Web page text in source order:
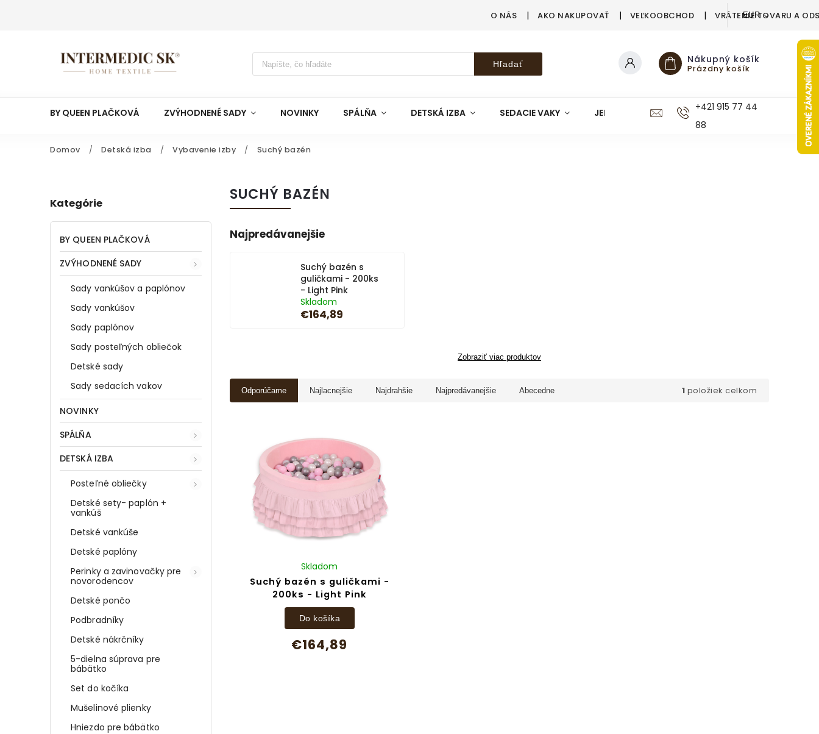
O NÁS AKO NAKUPOVAŤ VEĽKOOBCHOD VRÁTENIE TOVARU A
EUR
Hľadať Nákupný košík
Prázdny košík
BY QUEEN PLAČKOVÁ ZVÝHODNENÉ SADY NOVINKY SPÁLŇA DETSKÁ IZBA SEDACIE VAKY JEDÁLEŇ KUCHYŇA KÚPEĽŇA
+421 915 77 44
88
Domov / Detská izba / Vybavenie izby / Suchý bazén
Kategórie
BY QUEEN PLAČKOVÁ
ZVÝHODNENÉ SADY
Sady vankúšov a paplónov
Sady vankúšov
Sady paplónov
Sady posteľných obliečok
Detské sady
Sady sedacích vakov
NOVINKY
SPÁLŇA
DETSKÁ IZBA
Posteľné obliečky
Detské sety- paplón +
vankúš
Detské vankúše
Detské paplóny
Perinky a zavinovačky pre
novorodencov
Detské pončo
Podbradníky
Detské nákrčníky
5-dielna súprava pre
bábätko
Set do kočíka
Mušelinové plienky
Hniezdo pre bábätko
SUCHÝ BAZÉN
Najpredávanejšie
Suchý bazén s
guličkami - 200ks
- Light Pink
Skladom
€164,89
Zobraziť viac produktov
Odporúčame Najlacnejšie Najdrahšie Najpredávanejšie Abecedne 1 položiek celkom
Suchý bazén s guličkami -
200ks - Light Pink
Skladom
€164,89
Do košíka